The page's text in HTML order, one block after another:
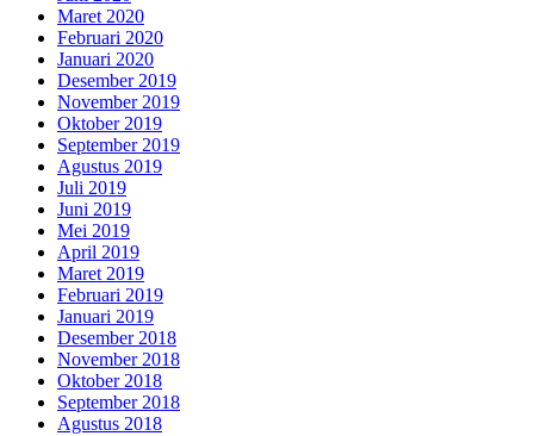
Maret 2020
Februari 2020
Januari 2020
Desember 2019
November 2019
Oktober 2019
September 2019
Agustus 2019
Juli 2019
Juni 2019
Mei 2019
April 2019
Maret 2019
Februari 2019
Januari 2019
Desember 2018
November 2018
Oktober 2018
September 2018
Agustus 2018